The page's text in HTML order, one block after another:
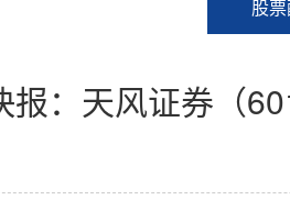
股
：天风证券（